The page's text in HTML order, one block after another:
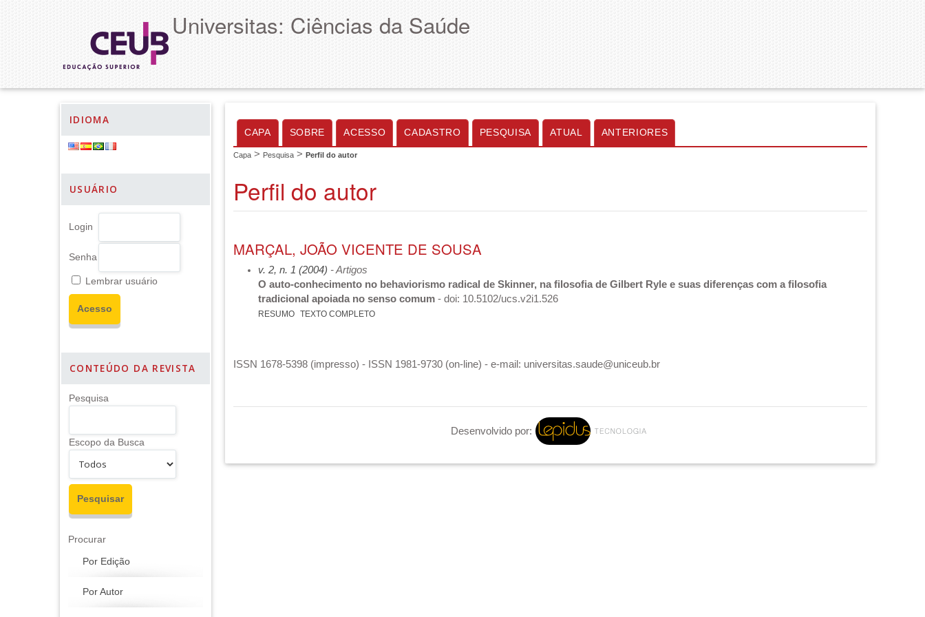
Universitas: Ciências da Saúde
IDIOMA
USUÁRIO
Login
Senha
Lembrar usuário
CONTEÚDO DA REVISTA
Pesquisa
Escopo da Busca
Procurar
Por Edição
Por Autor
CAPA SOBRE ACESSO CADASTRO PESQUISA ATUAL ANTERIORES
Capa > Pesquisa > Perfil do autor
Perfil do autor
MARÇAL, JOÃO VICENTE DE SOUSA
v. 2, n. 1 (2004) - Artigos
O auto-conhecimento no behaviorismo radical de Skinner, na filosofia de Gilbert Ryle e suas diferenças com a filosofia
tradicional apoiada no senso comum - doi: 10.5102/ucs.v2i1.526
RESUMO TEXTO COMPLETO
ISSN 1678-5398 (impresso) - ISSN 1981-9730 (on-line) - e-mail: universitas.saude@uniceub.br
Desenvolvido por: